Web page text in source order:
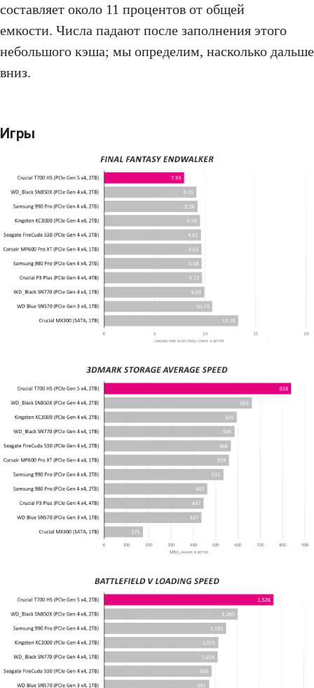
составляет около 11 процентов от общей
емкости. Числа падают после заполнения этого
небольшого кэша; мы определим, насколько дальше
вниз.
Игры